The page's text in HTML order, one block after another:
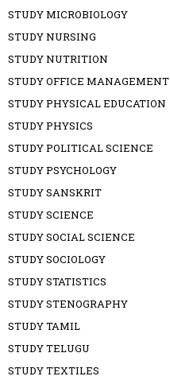
STUDY MICROBIOLOGY
STUDY NURSING
STUDY NUTRITION
STUDY OFFICE MANAGEMENT
STUDY PHYSICAL EDUCATION
STUDY PHYSICS
STUDY POLITICAL SCIENCE
STUDY PSYCHOLOGY
STUDY SANSKRIT
STUDY SCIENCE
STUDY SOCIAL SCIENCE
STUDY SOCIOLOGY
STUDY STATISTICS
STUDY STENOGRAPHY
STUDY TAMIL
STUDY TELUGU
STUDY TEXTILES